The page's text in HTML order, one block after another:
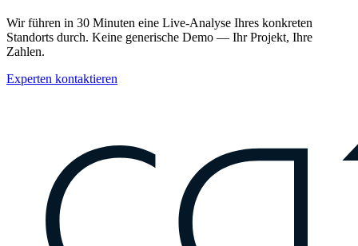
Wir führen in 30 Minuten eine Live-Analyse Ihres konkreten
Standorts durch. Keine generische Demo — Ihr Projekt, Ihre
Zahlen.
Experten kontaktieren